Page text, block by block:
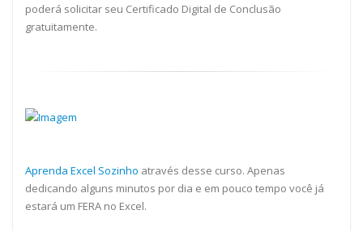
poderá solicitar seu Certificado Digital de Conclusão
gratuitamente.
Aprenda Excel Sozinho através desse curso. Apenas
dedicando alguns minutos por dia e em pouco tempo você já
estará um FERA no Excel.